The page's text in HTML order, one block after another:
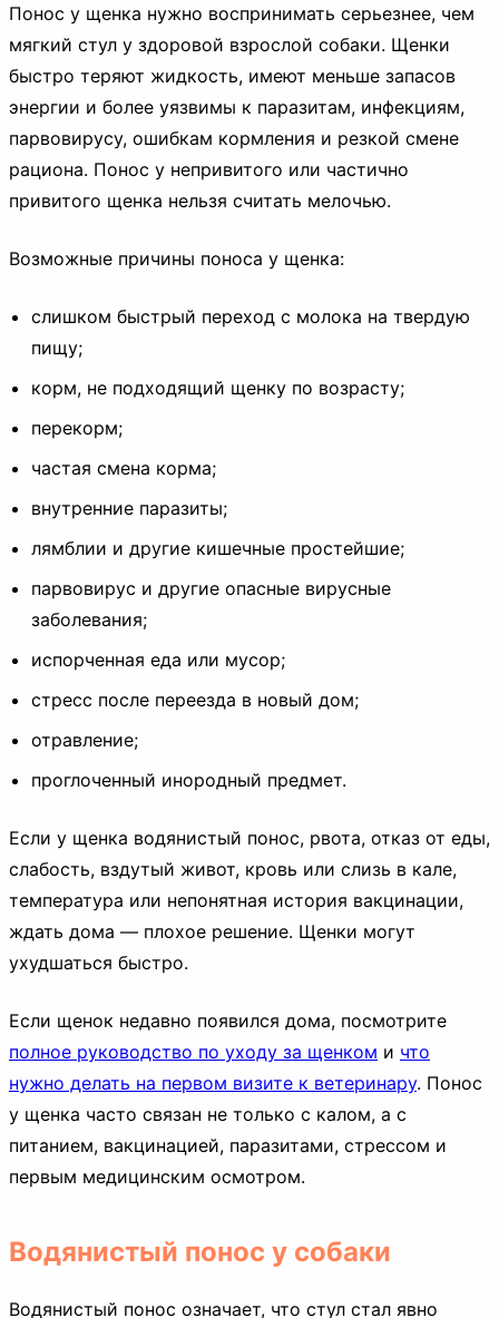
Понос у щенка нужно воспринимать серьезнее, чем
мягкий стул у здоровой взрослой собаки. Щенки
быстро теряют жидкость, имеют меньше запасов
энергии и более уязвимы к паразитам, инфекциям,
парвовирусу, ошибкам кормления и резкой смене
рациона. Понос у непривитого или частично
привитого щенка нельзя считать мелочью.
Возможные причины поноса у щенка:
слишком быстрый переход с молока на твердую
пищу;
корм, не подходящий щенку по возрасту;
перекорм;
частая смена корма;
внутренние паразиты;
лямблии и другие кишечные простейшие;
парвовирус и другие опасные вирусные
заболевания;
испорченная еда или мусор;
стресс после переезда в новый дом;
отравление;
проглоченный инородный предмет.
Если у щенка водянистый понос, рвота, отказ от еды,
слабость, вздутый живот, кровь или слизь в кале,
температура или непонятная история вакцинации,
ждать дома — плохое решение. Щенки могут
ухудшаться быстро.
Если щенок недавно появился дома, посмотрите
полное руководство по уходу за щенком и что
нужно делать на первом визите к ветеринару. Понос
у щенка часто связан не только с калом, а с
питанием, вакцинацией, паразитами, стрессом и
первым медицинским осмотром.
Водянистый понос у собаки
Водянистый понос означает, что стул стал явно